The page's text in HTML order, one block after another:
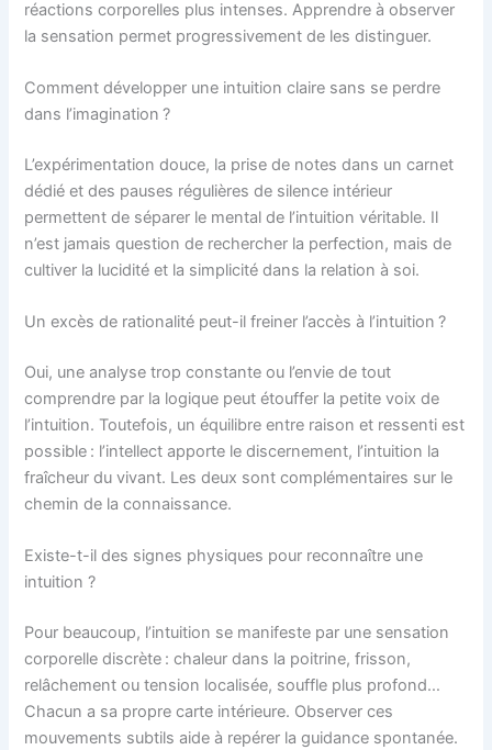
réactions corporelles plus intenses. Apprendre à observer
la sensation permet progressivement de les distinguer.
Comment développer une intuition claire sans se perdre
dans l’imagination ?
L’expérimentation douce, la prise de notes dans un carnet
dédié et des pauses régulières de silence intérieur
permettent de séparer le mental de l’intuition véritable. Il
n’est jamais question de rechercher la perfection, mais de
cultiver la lucidité et la simplicité dans la relation à soi.
Un excès de rationalité peut-il freiner l’accès à l’intuition ?
Oui, une analyse trop constante ou l’envie de tout
comprendre par la logique peut étouffer la petite voix de
l’intuition. Toutefois, un équilibre entre raison et ressenti est
possible : l’intellect apporte le discernement, l’intuition la
fraîcheur du vivant. Les deux sont complémentaires sur le
chemin de la connaissance.
Existe-t-il des signes physiques pour reconnaître une
intuition ?
Pour beaucoup, l’intuition se manifeste par une sensation
corporelle discrète : chaleur dans la poitrine, frisson,
relâchement ou tension localisée, souffle plus profond…
Chacun a sa propre carte intérieure. Observer ces
mouvements subtils aide à repérer la guidance spontanée.